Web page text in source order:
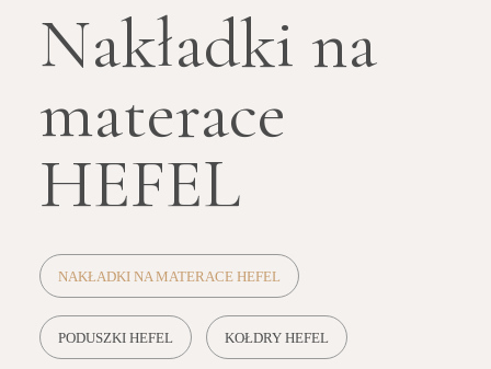
Nakładki na
materace
HEFEL
NAKŁADKI NA MATERACE HEFEL
PODUSZKI HEFEL KOŁDRY HEFEL